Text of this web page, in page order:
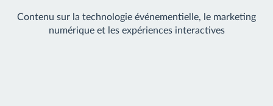
Contenu sur la technologie événementielle, le marketing
numérique et les expériences interactives